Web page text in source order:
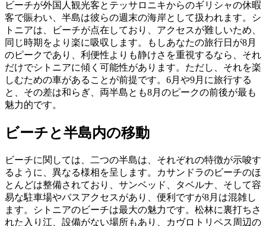
ビーチが外国人観光客とテッサロニキからのギリシャの休暇
客で賑わい、半島は彼らの週末の海岸として扱われます。シ
トニアは、ビーチが点在しており、アクセスが難しいため、
同じ時期をより楽に吸収します。もしあなたの旅行日が8月
のピークであり、利便性よりも静けさを重視するなら、それ
だけでシトニアに傾く可能性があります。ただし、それを楽
しむための車があることが前提です。6月や9月に旅行する
と、その差は和らぎ、両半島とも8月のピークの前後が最も
魅力的です。
ビーチと半島内の移動
ビーチに関しては、二つの半島は、それぞれの特徴が示唆す
るように、異なる様相を呈します。カサンドラのビーチのほ
とんどは整備されており、サンベッド、タベルナ、そして容
易な駐車場やバスアクセスがあり、便利ですが8月は混雑し
ます。シトニアのビーチは最大の魅力です。松林に裏打ちさ
れた入り江、設備がない場所もあり、カヴロトリペス周辺の